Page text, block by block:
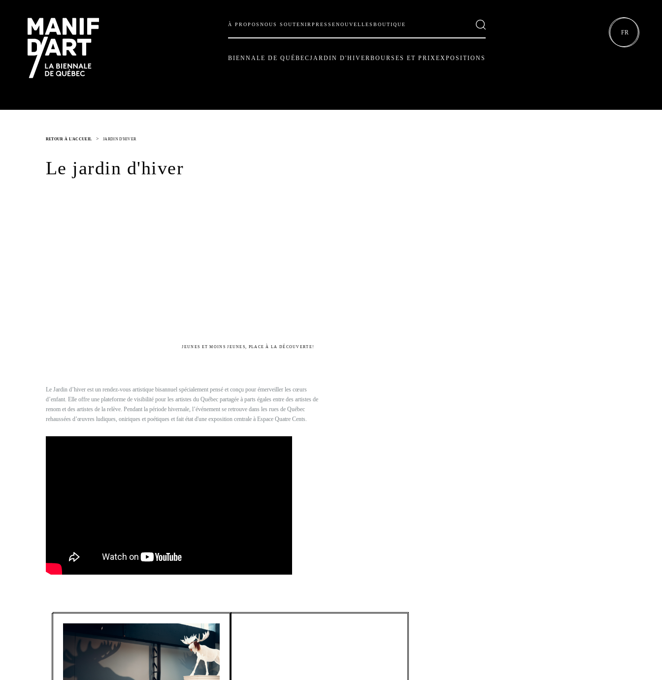
À PROPOS NOUS SOUTENIR PRESSENOUVELLES BOUTIQUE
BIENNALE DE QUÉBECJARDIN D'HIVERBOURSES ET PRIXEXPOSITIONS
FR
RETOUR À L'ACCUEIL > JARDIN D'HIVER
Le jardin d'hiver
JEUNES ET MOINS JEUNES, PLACE À LA DÉCOUVERTE!
Le Jardin d’hiver est un rendez-vous artistique bisannuel spécialement pensé et conçu pour émerveiller les cœurs
d’enfant. Elle offre une plateforme de visibilité pour les artistes du Québec partagée à parts égales entre des artistes de
renom et des artistes de la relève. Pendant la période hivernale, l’événement se retrouve dans les rues de Québec
rehaussées d’œuvres ludiques, oniriques et poétiques et fait état d'une exposition centrale à Espace Quatre Cents.